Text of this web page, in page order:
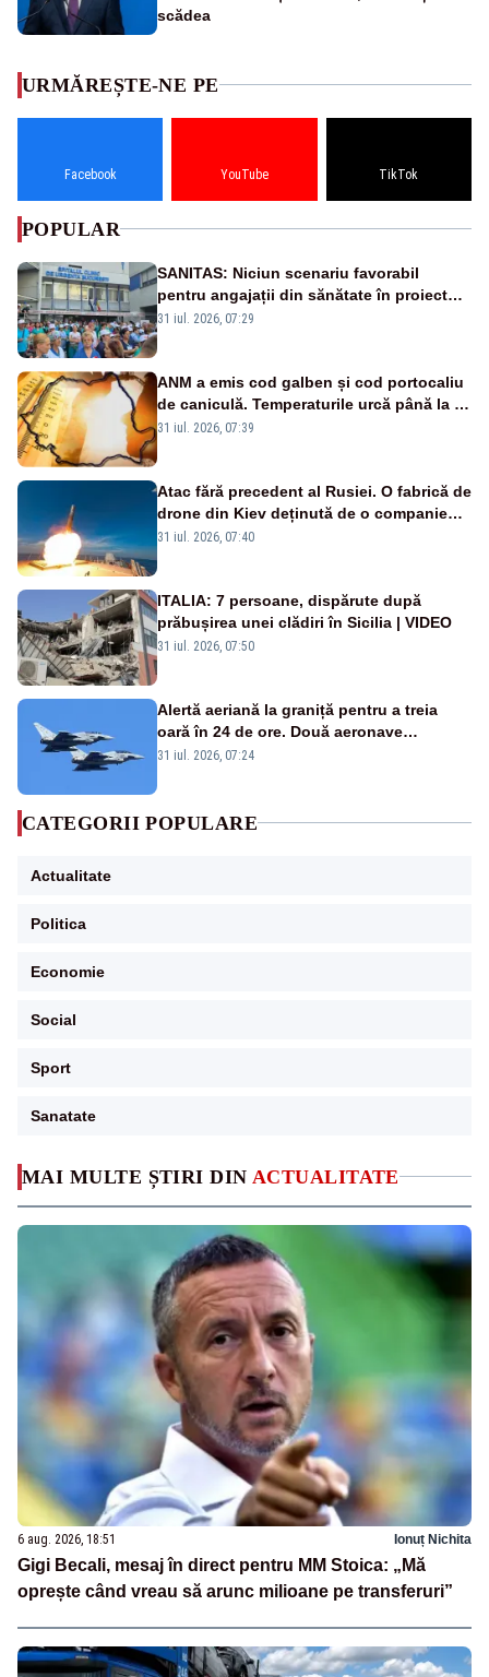
scădea
MAI MULTE ȘTIRI DIN ACTUALITATE
6 aug. 2026, 18:51 Ionuț Nichita
Gigi Becali, mesaj în direct pentru MM Stoica: „Mă
oprește când vreau să arunc milioane pe transferuri”
URMĂREȘTE-NE PE
Facebook YouTube TikTok
POPULAR
SANITAS: Niciun scenariu favorabil
pentru angajații din sănătate în proiectul
Legii salarizării
31 iul. 2026, 07:29
ANM a emis cod galben și cod portocaliu
de caniculă. Temperaturile urcă până la 38
de grade, iar nopțile devin tropicale
31 iul. 2026, 07:39
Atac fără precedent al Rusiei. O fabrică de
drone din Kiev deținută de o companie
americană, distrusă de o rachetă
31 iul. 2026, 07:40
ITALIA: 7 persoane, dispărute după
prăbușirea unei clădiri în Sicilia | VIDEO
31 iul. 2026, 07:50
Alertă aeriană la graniță pentru a treia
oară în 24 de ore. Două aeronave
Eurofighter britanice au fost ridicate de la
31 iul. 2026, 07:24
CATEGORII POPULARE
Actualitate
Politica
Economie
Social
Sport
Sanatate